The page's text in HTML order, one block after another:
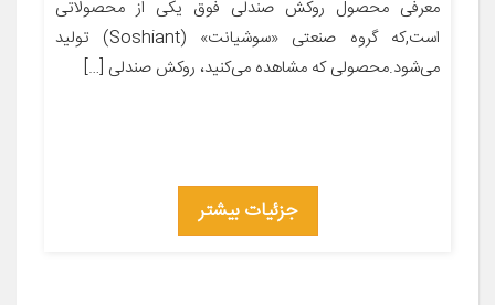
معرفی محصول روکش صندلی فوق یکی از محصولاتی
است,که گروه صنعتی «سوشیانت» (Soshiant) تولید
می‌شود.محصولی که مشاهده می‌کنید، روکش صندلی […]
جزئیات بیشتر